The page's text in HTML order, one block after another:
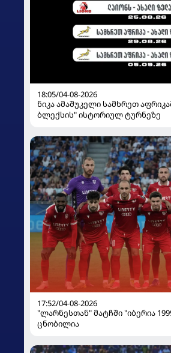
18:05/04-08-2026
ნიკა ამაშუკელი სამხრეთ
ბლექსის" ისტორიულ ტურნეზე
17:52/04-08-2026
"ლარნესთან" მატჩში "იბერია
ცნობილია